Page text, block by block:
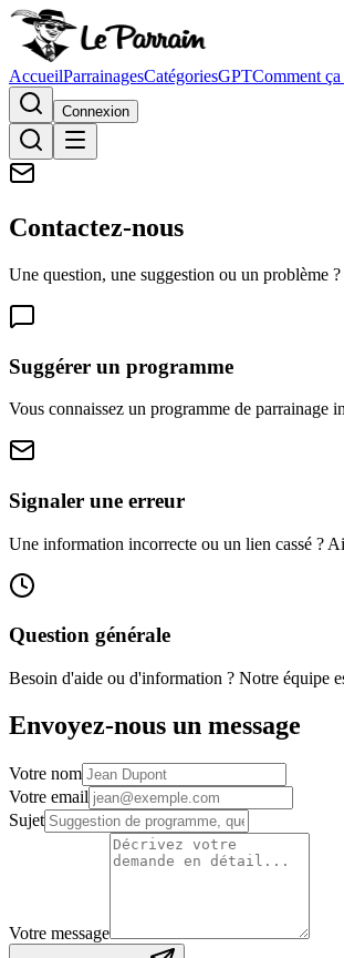
AccueilParrainagesCatégoriesGPTComment
Connexion
Contactez-nous
Une question, une suggestion ou un problème
Suggérer un programme
Vous connaissez un programme de parrainage
Signaler une erreur
Une information incorrecte ou un lien cassé ?
Question générale
Besoin d'aide ou d'information ? Notre équipe
Envoyez-nous un message
Votre nom
Votre email
Sujet
Votre message